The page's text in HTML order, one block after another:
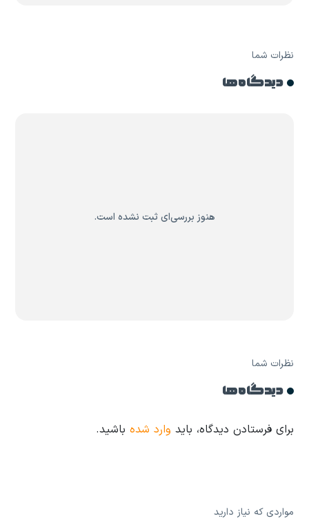
نظرات شما
دیدگاه ها
هنوز بررسی‌ای ثبت نشده است.
نظرات شما
دیدگاه ها
برای فرستادن دیدگاه، باید وارد شده باشید.
مواردی که نیاز دارید